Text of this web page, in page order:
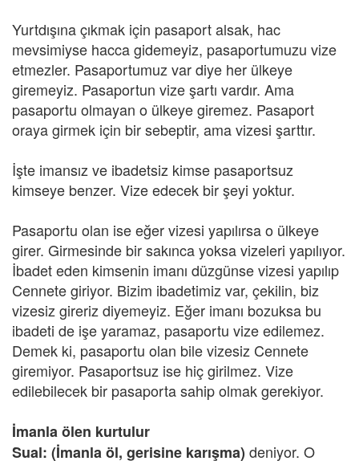
Yurtdışına çıkmak için pasaport alsak, hac
mevsimiyse hacca gidemeyiz, pasaportumuzu vize
etmezler. Pasaportumuz var diye her ülkeye
giremeyiz. Pasaportun vize şartı vardır. Ama
pasaportu olmayan o ülkeye giremez. Pasaport
oraya girmek için bir sebeptir, ama vizesi şarttır.
İşte imansız ve ibadetsiz kimse pasaportsuz
kimseye benzer. Vize edecek bir şeyi yoktur.
Pasaportu olan ise eğer vizesi yapılırsa o ülkeye
girer. Girmesinde bir sakınca yoksa vizeleri yapılıyor.
İbadet eden kimsenin imanı düzgünse vizesi yapılıp
Cennete giriyor. Bizim ibadetimiz var, çekilin, biz
vizesiz gireriz diyemeyiz. Eğer imanı bozuksa bu
ibadeti de işe yaramaz, pasaportu vize edilemez.
Demek ki, pasaportu olan bile vizesiz Cennete
giremiyor. Pasaportsuz ise hiç girilmez. Vize
edilebilecek bir pasaporta sahip olmak gerekiyor.
İmanla ölen kurtulur
Sual: (İmanla öl, gerisine karışma) deniyor. O